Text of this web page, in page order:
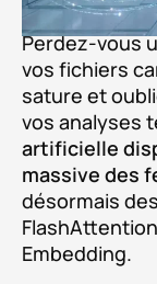
Perdez-vous
vos fichiers
sature et
vos analyses
artificielle
massive des
désormais
Embedding.